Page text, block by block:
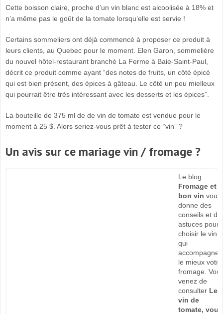
Cette boisson claire, proche d’un vin blanc est alcoolisée à 18% et
n’a même pas le goût de la tomate lorsqu’elle est servie !
Certains sommeliers ont déjà commencé à proposer ce produit à
leurs clients, au Quebec pour le moment. Elen Garon, sommelière
du nouvel hôtel-restaurant branché La Ferme à Baie-Saint-Paul,
décrit ce produit comme ayant “des notes de fruits, un côté épicé
qui est bien présent, des épices à gâteau. Le côté un peu mielleux
qui pourrait être très intéressant avec les desserts et les épices”.
La bouteille de 375 ml de de vin de tomate est vendue pour le
moment à 25 $. Alors seriez-vous prêt à tester ce “vin” ?
Un avis sur ce mariage vin / fromage ?
Le blog
Fromage et
bon vin vous
donne des
conseils et
astuces pour
choisir le vin
qui
le mieux votre
fromage.
venez de
consulter Le
vin de
tomate, vous